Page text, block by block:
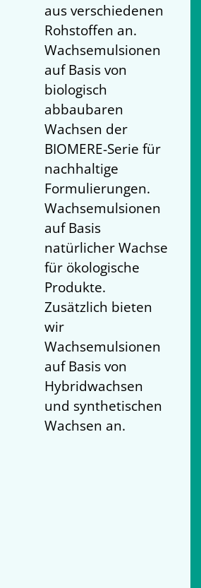
aus verschiedenen
Rohstoffen an.
Wachsemulsionen
auf Basis von
biologisch
abbaubaren
Wachsen der
BIOMERE-Serie für
nachhaltige
Formulierungen.
Wachsemulsionen
auf Basis
natürlicher Wachse
für ökologische
Produkte.
Zusätzlich bieten
wir
Wachsemulsionen
auf Basis von
Hybridwachsen
und synthetischen
Wachsen an.